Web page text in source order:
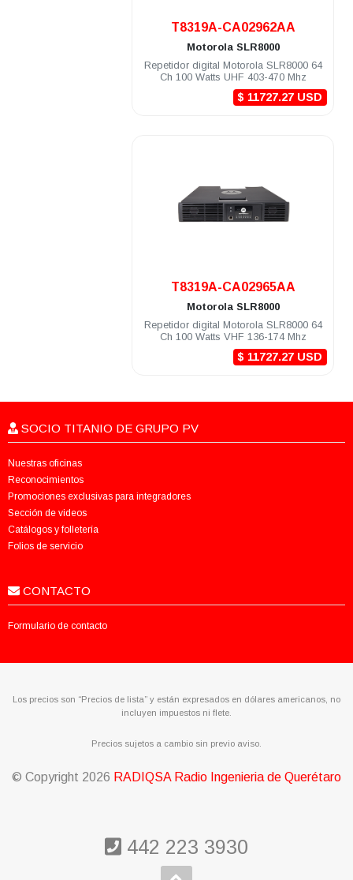
T8319A-CA02962AA
Motorola SLR8000
Repetidor digital Motorola SLR8000 64
Ch 100 Watts UHF 403-470 Mhz
$ 11727.27 USD
T8319A-CA02965AA
Motorola SLR8000
Repetidor digital Motorola SLR8000 64
Ch 100 Watts VHF 136-174 Mhz
$ 11727.27 USD
SOCIO TITANIO DE GRUPO PV
Nuestras oficinas
Reconocimientos
Promociones exclusivas para integradores
Sección de videos
Catálogos y folletería
Folios de servicio
CONTACTO
Formulario de contacto
Los precios son “Precios de lista” y están expresados en dólares americanos, no
incluyen impuestos ni flete.
Precios sujetos a cambio sin previo aviso.
© Copyright 2026 RADIQSA Radio Ingenieria de Querétaro
442 223 3930